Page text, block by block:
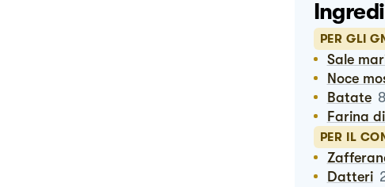
PER GLI
Sale
Noce
Batate
Farina
PER IL
Datteri